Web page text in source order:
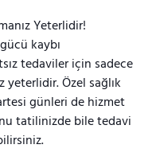
Yeterlidir!
kaybı
tedaviler için sadece
yeterlidir. Özel sağlık
günleri de hizmet
tatilinizde bile tedavi